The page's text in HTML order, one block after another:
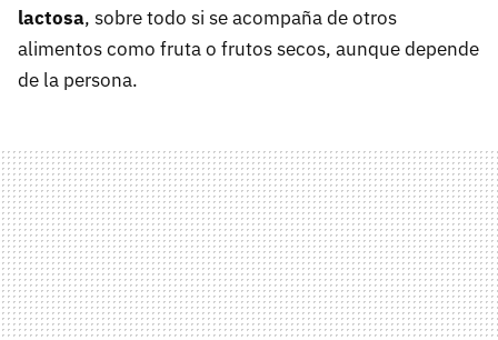
lactosa, sobre todo si se acompaña de otros
alimentos como fruta o frutos secos, aunque depende
de la persona.